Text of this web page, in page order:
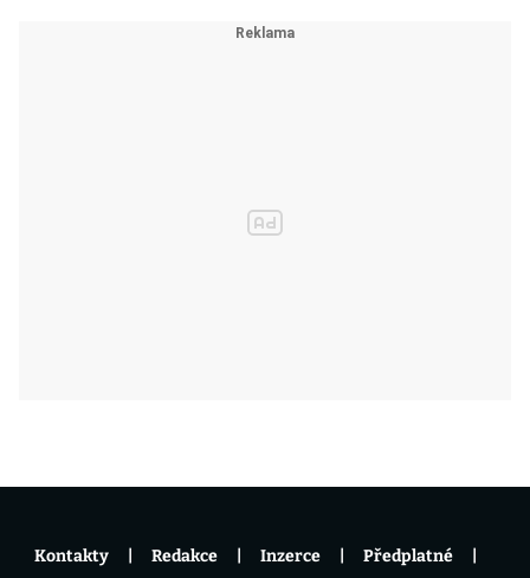
Kontakty Redakce Inzerce Předplatné